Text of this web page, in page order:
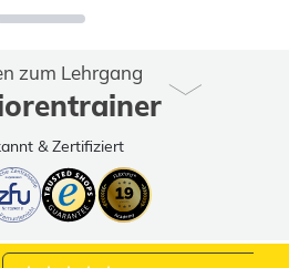
zum Lehrgang
& Zertifiziert